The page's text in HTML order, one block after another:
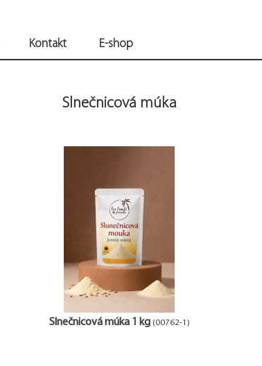
Kontakt E-shop
Slnečnicová múka
Slnečnicová múka 1 kg (00762-1)